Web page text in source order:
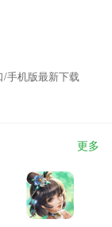
手机版最新下载
更多